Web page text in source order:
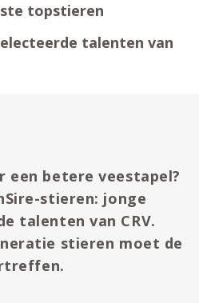
topstieren
talenten van
een betere veestapel?
stieren: jonge
talenten van CRV.
stieren moet de